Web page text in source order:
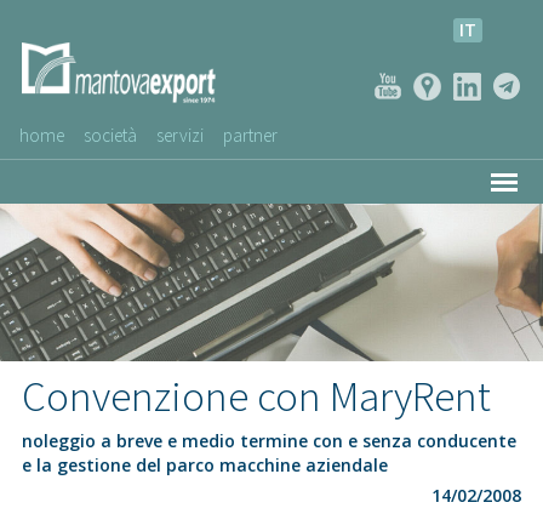
IT
home società servizi partner
AZIENDE CLIENTI
NEWS
VIDEO
SERVIZIO CLIENTI
Convenzione con MaryRent
noleggio a breve e medio termine con e senza conducente
e la gestione del parco macchine aziendale
14/02/2008